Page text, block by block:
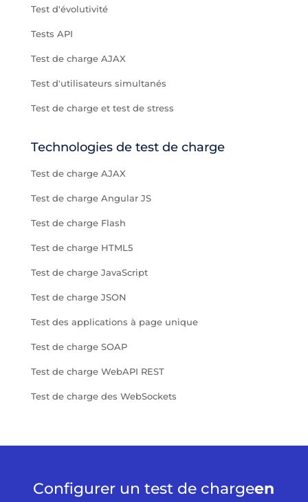
Test d'évolutivité
Tests API
Test de charge AJAX
Test d'utilisateurs simultanés
Test de charge et test de stress
Technologies de test de charge
Test de charge AJAX
Test de charge Angular JS
Test de charge Flash
Test de charge HTML5
Test de charge JavaScript
Test de charge JSON
Test des applications à page unique
Test de charge SOAP
Test de charge WebAPI REST
Test de charge des WebSockets
Configurer un test de chargeen